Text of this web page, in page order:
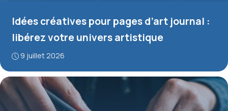
Idées créatives pour pages d’art journal :
libérez votre univers artistique
9 juillet 2026